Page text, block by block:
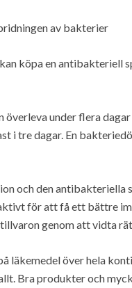
av bakterier
köpa en antibakteriell
under flera
i tre dagar. En
och den antibakteriella
för att få ett bättre
genom att vidta
läkemedel över hela
Bra produkter och